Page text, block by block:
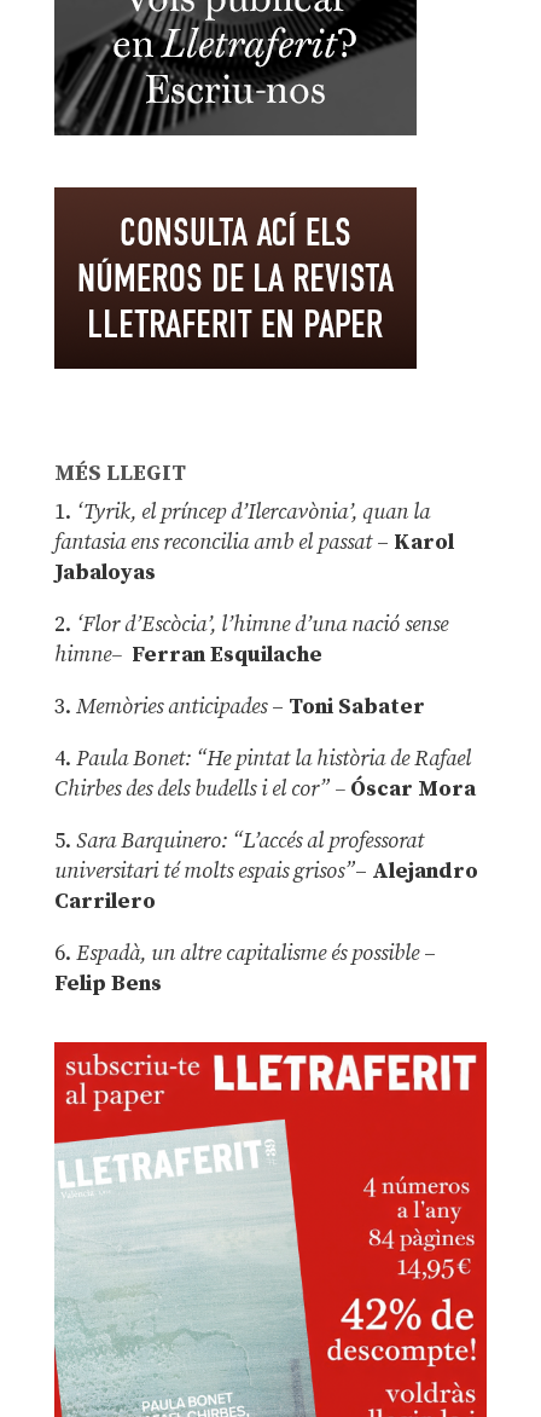
MÉS LLEGIT
1. ‘Tyrik, el príncep d’Ilercavònia’, quan la
fantasia ens reconcilia amb el passat– Karol
Jabaloyas
2. ‘Flor d’Escòcia’, l’himne d’una nació sense
himne– Ferran Esquilache
3. Memòries anticipades– Toni Sabater
4. Paula Bonet: “He pintat la història de Rafael
Chirbes des dels budells i el cor” –Óscar Mora
5. Sara Barquinero: “L’accés al professorat
universitari té molts espais grisos”– Alejandro
Carrilero
6. Espadà, un altre capitalisme és possible –
Felip Bens